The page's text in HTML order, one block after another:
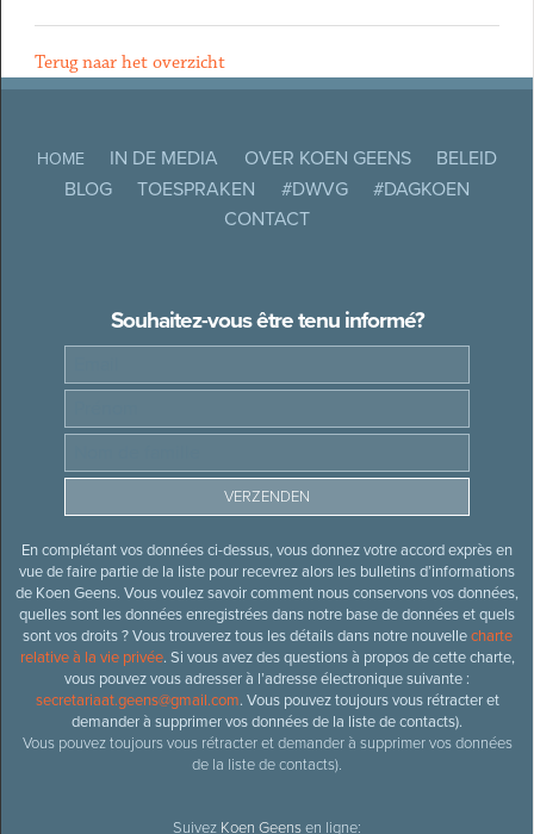
Terug naar het overzicht
HOME IN DE MEDIA OVER KOEN GEENS
BELEID
BLOG
TOESPRAKEN #DWVG
#DAGKOEN
CONTACT
Souhaitez-vous être tenu informé?
En complétant vos données ci-dessus, vous donnez votre accord exprès en
vue de faire partie de la liste pour recevrez alors les bulletins d’informations
de Koen Geens. Vous voulez savoir comment nous conservons vos données,
quelles sont les données enregistrées dans notre base de données et quels
sont vos droits ? Vous trouverez tous les détails dans notre nouvellecharte
relative à la vie privée. Si vous avez des questions à propos de cette charte,
vous pouvez vous adresser à l’adresse électronique suivante :
secretariaat.geens@gmail.com. Vous pouvez toujours vous rétracter et
demander à supprimer vos données de la liste de contacts).
Vous pouvez toujours vous rétracter et demander à supprimer vos données
de la liste de contacts).
Suivez Koen Geensen ligne: